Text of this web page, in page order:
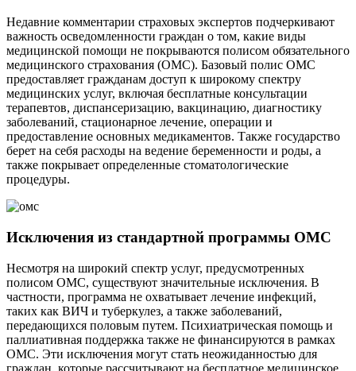
Недавние комментарии страховых экспертов подчеркивают
важность осведомленности граждан о том, какие виды
медицинской помощи не покрываются полисом обязательного
медицинского страхования (ОМС). Базовый полис ОМС
предоставляет гражданам доступ к широкому спектру
медицинских услуг, включая бесплатные консультации
терапевтов, диспансеризацию, вакцинацию, диагностику
заболеваний, стационарное лечение, операции и
предоставление основных медикаментов. Также государство
берет на себя расходы на ведение беременности и роды, а
также покрывает определенные стоматологические
процедуры.
Исключения из стандартной программы ОМС
Несмотря на широкий спектр услуг, предусмотренных
полисом ОМС, существуют значительные исключения. В
частности, программа не охватывает лечение инфекций,
таких как ВИЧ и туберкулез, а также заболеваний,
передающихся половым путем. Психиатрическая помощь и
паллиативная поддержка также не финансируются в рамках
ОМС. Эти исключения могут стать неожиданностью для
граждан, которые рассчитывают на бесплатное медицинское